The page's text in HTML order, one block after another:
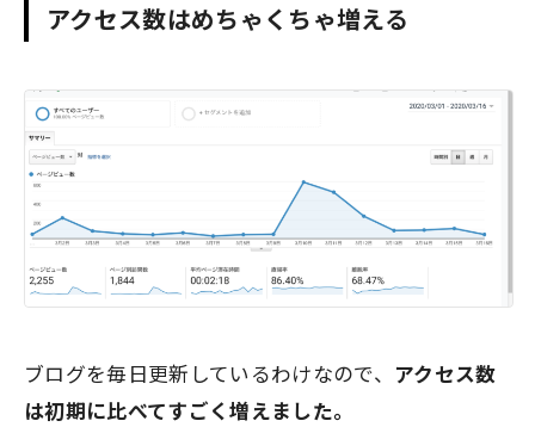
アクセス数はめちゃくちゃ増える
ブログを毎日更新しているわけなので、 アクセス数
は初期に比べてすごく増えました。